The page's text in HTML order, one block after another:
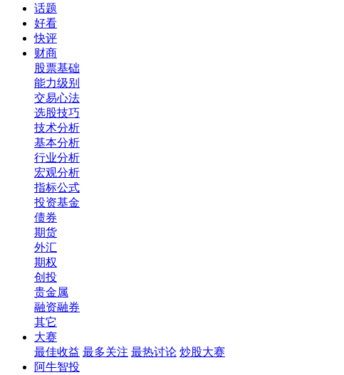
话题
好看
快评
财商
股票基础
能力级别
交易心法
选股技巧
技术分析
基本分析
行业分析
宏观分析
指标公式
投资基金
债券
期货
外汇
期权
创投
贵金属
融资融券
其它
大赛
最佳收益 最多关注 最热讨论 炒股大赛
阿牛智投